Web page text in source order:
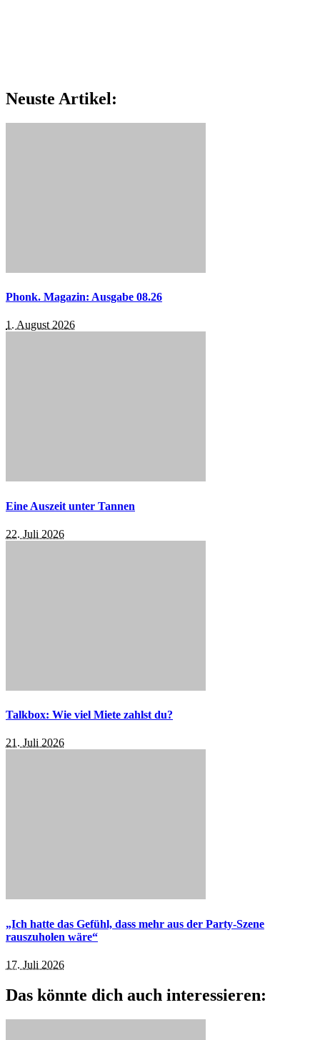
Neuste Artikel:
Phonk. Magazin: Ausgabe 08.26
1. August 2026
Eine Auszeit unter Tannen
22. Juli 2026
Talkbox: Wie viel Miete zahlst du?
21. Juli 2026
„Ich hatte das Gefühl, dass mehr aus der Party-Szene
rauszuholen wäre“
17. Juli 2026
Das könnte dich auch interessieren: